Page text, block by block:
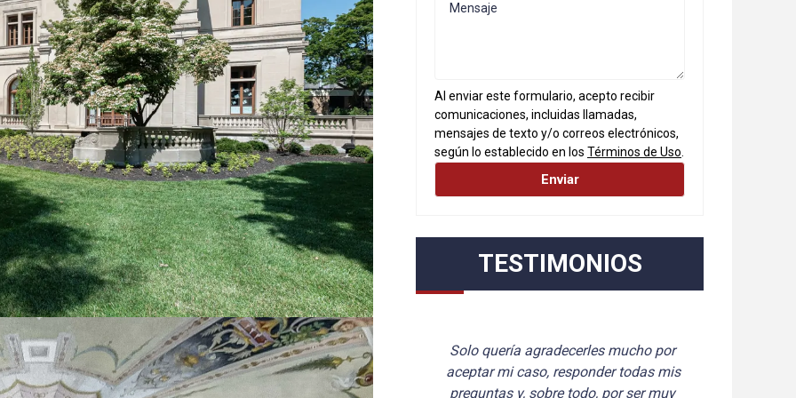
Al enviar este formulario, acepto recibir
comunicaciones, incluidas llamadas,
mensajes de texto y/o correos electrónicos,
según lo establecido en los Términos de Uso
TESTIMONIOS
el
Solo quería agradecerles mucho por
aceptar mi caso, responder todas mis
preguntas y, sobre todo, por ser muy
Tim Cellino manejó mi caso de
manera excelente. Es muy conocedor
y paciente con todas mis preguntas.